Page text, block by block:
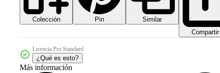
Colección Pin
Similar
Compartir
Licencia Pro Standard
¿Qué es esto?
Más información